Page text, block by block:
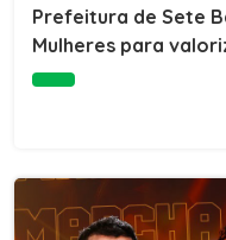
Prefeitura de Sete
Mulheres para